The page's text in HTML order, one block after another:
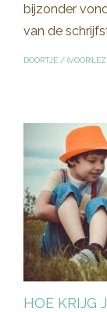
bijzonder
van de
DOORTJE /
HOE KRIJG